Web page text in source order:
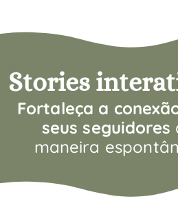
Stories
Fortaleça a
seus seguidores
maneira